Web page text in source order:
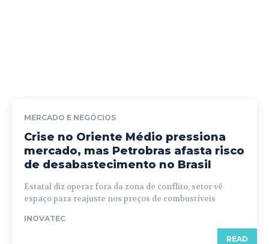
MERCADO E NEGÓCIOS
Crise no Oriente Médio pressiona
mercado, mas Petrobras afasta risco
de desabastecimento no Brasil
Estatal diz operar fora da zona de conflito; setor vê
espaço para reajuste nos preços de combustíveis
INOVATEC
READ